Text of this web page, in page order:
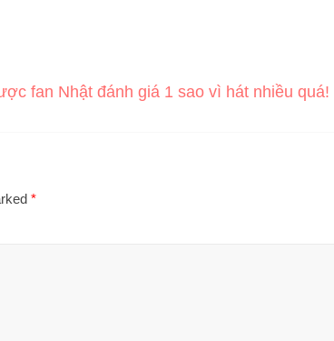
fan Nhật đánh giá 1 sao vì hát nhiều quá!
*